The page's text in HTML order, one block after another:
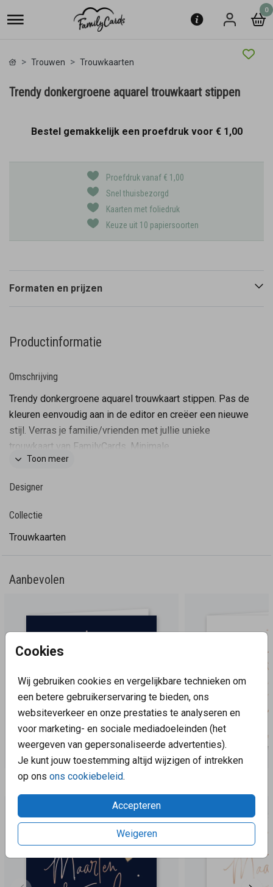
0
Cookies
Wij gebruiken cookies en vergelijkbare technieken om
een betere gebruikerservaring te bieden, ons
websiteverkeer en onze prestaties te analyseren en
voor marketing- en sociale mediadoeleinden (het
weergeven van gepersonaliseerde advertenties).
Je kunt jouw toestemming altijd wijzigen of intrekken
op ons ons cookiebeleid.
Accepteren
Weigeren
Trouwen Trouwkaarten
Trendy donkergroene aquarel trouwkaart stippen
Bestel gemakkelijk een proefdruk voor € 1,00
Proefdruk vanaf € 1,00
Snel thuisbezorgd
Kaarten met foliedruk
Keuze uit 10 papiersoorten
Formaten en prijzen
Productinformatie
Omschrijving
Trendy donkergroene aquarel trouwkaart stippen. Pas de
kleuren eenvoudig aan in de editor en creëer een nieuwe
stijl. Verras je familie/vrienden met jullie unieke
trouwkaart van FamilyCards. Minimale
bestelhoeveelheid: 5 kaarten
Toon meer
Designer
Collectie
Trouwkaarten
Aanbevolen
Aanbevolen